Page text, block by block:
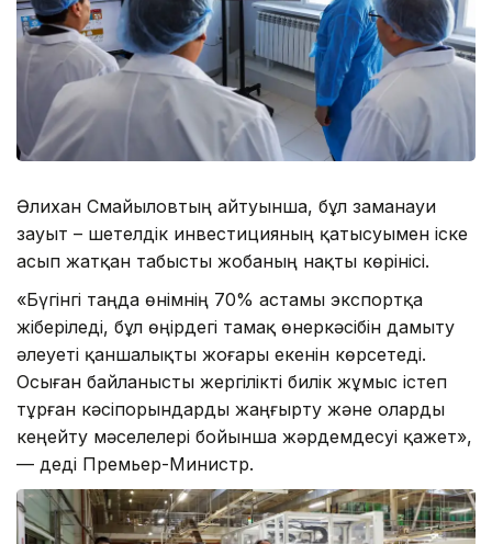
Әлихан Смайыловтың айтуынша, бұл заманауи
зауыт – шетелдік инвестицияның қатысуымен іске
асып жатқан табысты жобаның нақты көрінісі.
«Бүгінгі таңда өнімнің 70% астамы экспортқа
жіберіледі, бұл өңірдегі тамақ өнеркәсібін дамыту
әлеуеті қаншалықты жоғары екенін көрсетеді.
Осыған байланысты жергілікті билік жұмыс істеп
тұрған кәсіпорындарды жаңғырту және оларды
кеңейту мәселелері бойынша жәрдемдесуі қажет»,
— деді Премьер-Министр.